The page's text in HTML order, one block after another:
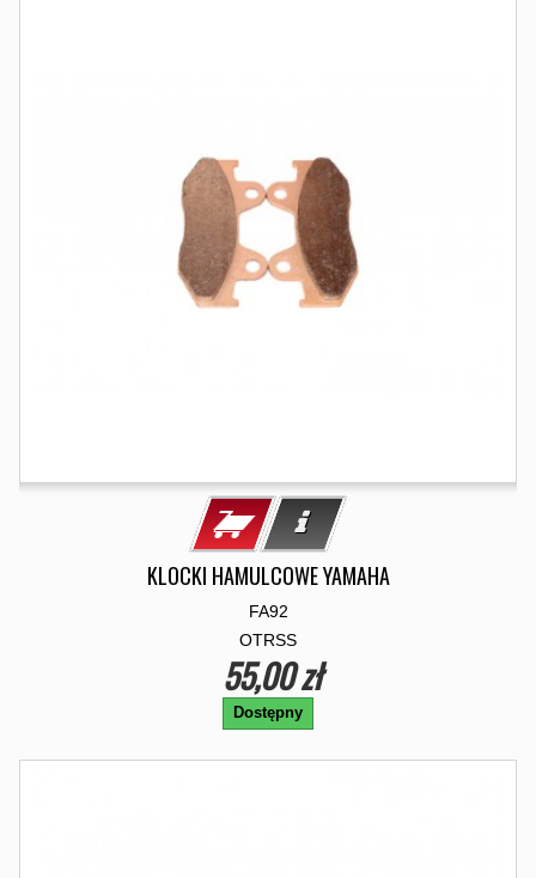
KLOCKI HAMULCOWE YAMAHA
FA92
OTRSS
55,00 zł
Dostępny